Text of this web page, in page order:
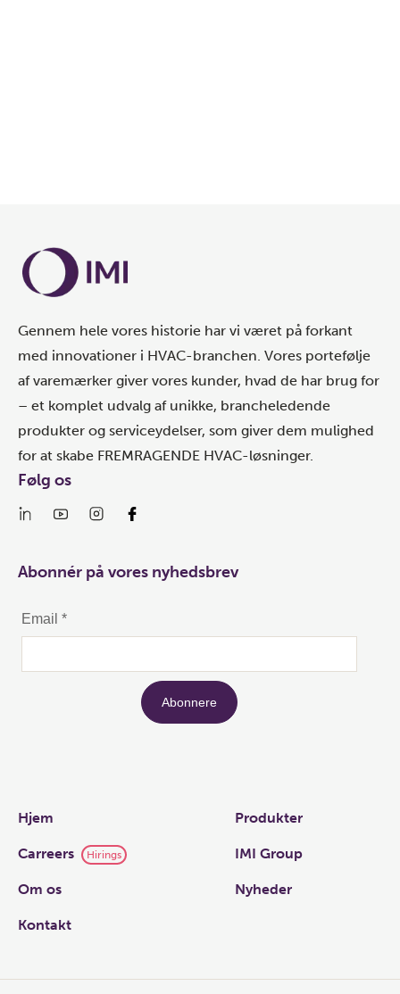
Gennem hele vores historie har vi været på forkant
med innovationer i HVAC-branchen. Vores portefølje
af varemærker giver vores kunder, hvad de har brug for
– et komplet udvalg af unikke, brancheledende
produkter og serviceydelser, som giver dem mulighed
for at skabe FREMRAGENDE HVAC-løsninger.
Links
Hjem Produkter
Carreers Hirings IMI Group
Om os Nyheder
Kontakt
Følg os
Abonnér på vores nyhedsbrev